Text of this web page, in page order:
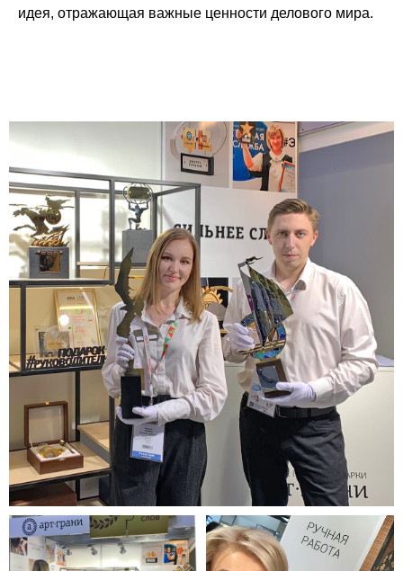
идея, отражающая важные ценности делового мира.